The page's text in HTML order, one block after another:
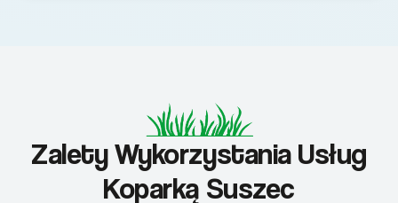
Zalety Wykorzystania Usług
Koparką Suszec